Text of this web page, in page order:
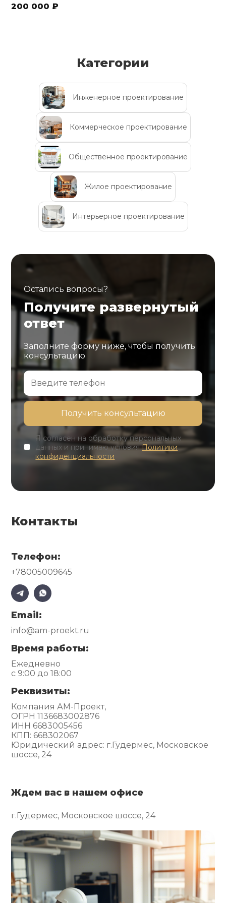
200 000 ₽
Категории
Инженерное проектирование
Коммерческое проектирование
Общественное проектирование
Жилое проектирование
Интерьерное проектирование
Остались вопросы?
Получите развернутый
ответ
Заполните форму ниже, чтобы получить
консультацию
Я согласен на обработку персональных
данных и принимаю условияПолитики
конфиденциальности
Контакты
Телефон:
+78005009645
Email:
info@am-proekt.ru
Время работы:
Ежедневно
с 9:00 до 18:00
Реквизиты:
Компания АМ-Проект,
ОГРН 1136683002876
ИНН 6683005456
КПП: 668302067
Юридический адрес: г.Гудермес, Московское
шоссе, 24
Ждем вас в нашем офисе
г.Гудермес, Московское шоссе, 24